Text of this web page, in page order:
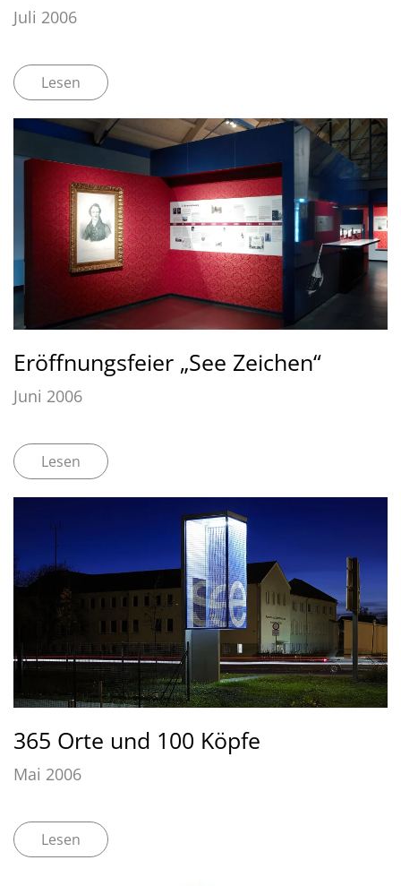
Juli 2006
Lesen
Eröffnungsfeier „See Zeichen“
Juni 2006
Lesen
365 Orte und 100 Köpfe
Mai 2006
Lesen